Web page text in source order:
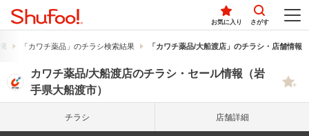
お気に入り さがす
「カワチ薬品」のチラシ検索結果 「カワチ薬品/大船渡店」のチラシ・店舗情報
カワチ薬品/大船渡店のチラシ・セール情報（岩
手県大船渡市）
チラシ 店舗詳細